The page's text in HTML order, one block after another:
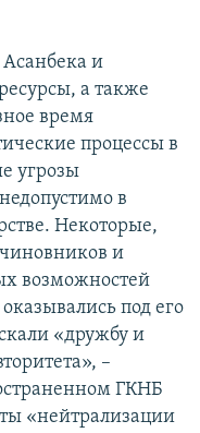
и
а также
время
процессы в
угрозы
в
Некоторые,
и
возможностей
под его
«дружбу и
–
ГКНБ
«нейтрализации